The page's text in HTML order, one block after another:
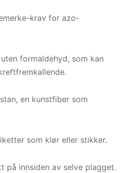
krav for azo-
formaldehyd, som kan
en kunstfiber som
som klør eller stikker.
på innsiden av selve plagget.